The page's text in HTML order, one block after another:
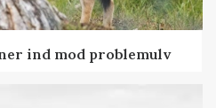
ind mod problemulv